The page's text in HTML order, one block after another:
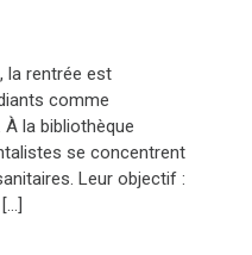
la rentrée est
comme
la bibliothèque
se concentrent
Leur objectif :